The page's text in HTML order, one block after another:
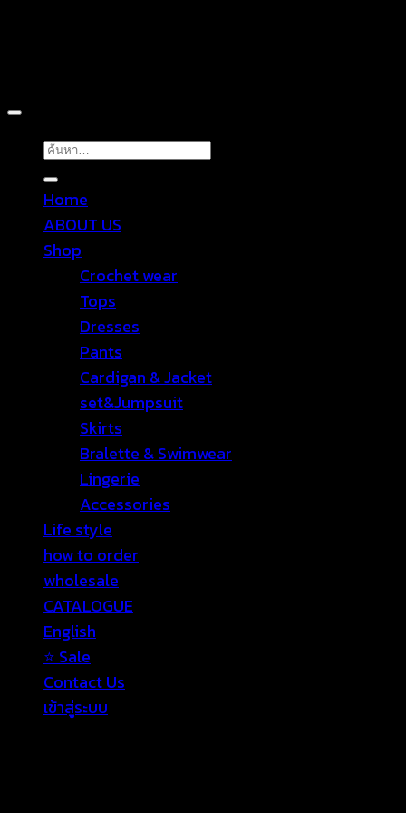
ค้นหา:
Home
ABOUT US
Shop
Crochet wear
Tops
Dresses
Pants
Cardigan & Jacket
set&Jumpsuit
Skirts
Bralette & Swimwear
Lingerie
Accessories
Life style
how to order
wholesale
CATALOGUE
English
⭐ Sale
Contact Us
เข้าสู่ระบบ